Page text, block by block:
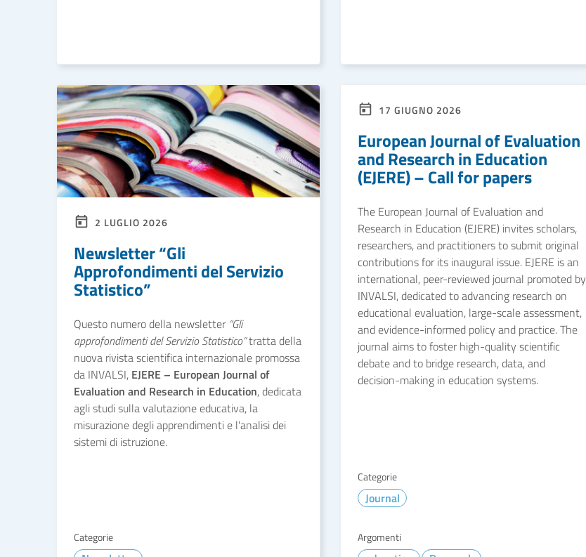
2 LUGLIO 2026
Newsletter “Gli
Approfondimenti del Servizio
Statistico”
Questo numero della newsletter “Gli
approfondimenti del Servizio Statistico”tratta della
nuova rivista scientifica internazionale promossa
da INVALSI, EJERE – European Journal of
Evaluation and Research in Education, dedicata
agli studi sulla valutazione educativa, la
misurazione degli apprendimenti e l'analisi dei
sistemi di istruzione.
Categorie
17 GIUGNO 2026
European Journal of Evaluation
and Research in Education
(EJERE) – Call for papers
The European Journal of Evaluation and
Research in Education (EJERE) invites scholars,
researchers, and practitioners to submit original
contributions for its inaugural issue. EJERE is an
international, peer-reviewed journal promoted by
INVALSI, dedicated to advancing research on
educational evaluation, large-scale assessment,
and evidence-informed policy and practice. The
journal aims to foster high-quality scientific
debate and to bridge research, data, and
decision-making in education systems.
Categorie
Journal
Argomenti